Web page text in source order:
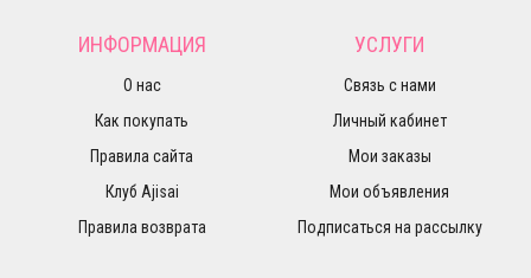
ИНФОРМАЦИЯ
О нас
Как покупать
Правила сайта
Клуб Ajisai
Правила возврата
УСЛУГИ
Связь с нами
Личный кабинет
Мои заказы
Мои объявления
Подписаться на рассылку